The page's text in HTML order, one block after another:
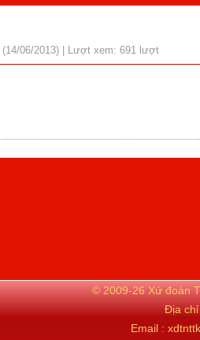
(14/06/2013) | Lượt xem: 691 lượt
© 2009-26 Xứ đoàn
Địa
Email :